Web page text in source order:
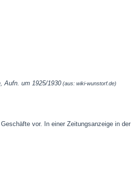
Aufn. um 1925/1930 (aus: wiki-wunstorf.de)
vor. In einer Zeitungsanzeige in der